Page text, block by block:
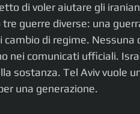
di voler aiutare gli
guerre diverse: una
di regime. Nessuna
nei comunicati ufficiali.
sostanza. Tel Aviv vuole
una generazione.